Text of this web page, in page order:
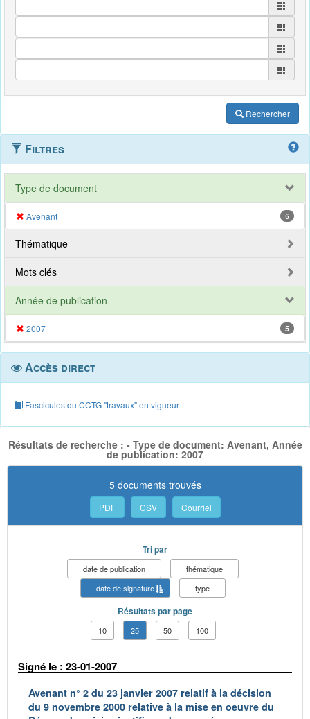
Rechercher
Filtres
Type de document
Avenant 5
Thématique
Mots clés
Année de publication
2007 5
Accès direct
Fascicules du CCTG "travaux" en vigueur
Résultats de recherche : - Type de document: Avenant, Année
de publication: 2007
5 documents trouvés
PDF CSV Courriel
Tri par
date de publication
thématique
date de signature
type
Résultats par page
10 25 50 100
Signé le : 23-01-2007
Avenant n° 2 du 23 janvier 2007 relatif à la décision
du 9 novembre 2000 relative à la mise en oeuvre du